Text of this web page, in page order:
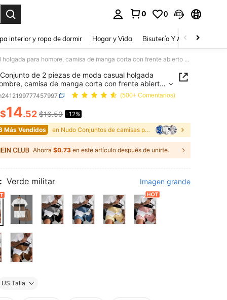
0 0
interior y ropa de dormir Hogar y Vida Bisutería Y Accesorios
Conjunto de 2 piezas de moda casual holgada para hombre, camisa de manga corta con frente abierto y pantalones cortos, diseño de bloques de color y patchwork, serie de pantalones cortos con cordón, ropa de resort
Conjunto de 2 piezas de moda casual holgada
camisa de manga corta con frente abierto
cortos, diseño de bloques de color y
serie de pantalones cortos con cordón, ropa
(500+ Comentarios)
AND AVAILABILITY
$14.52 $16.59 -12%
Más Vendidos en Nudo Conjuntos de camisas para hombre
Ahorra $0.73 en este artículo después de unirte.
Verde militar Imagen grande
US Talla